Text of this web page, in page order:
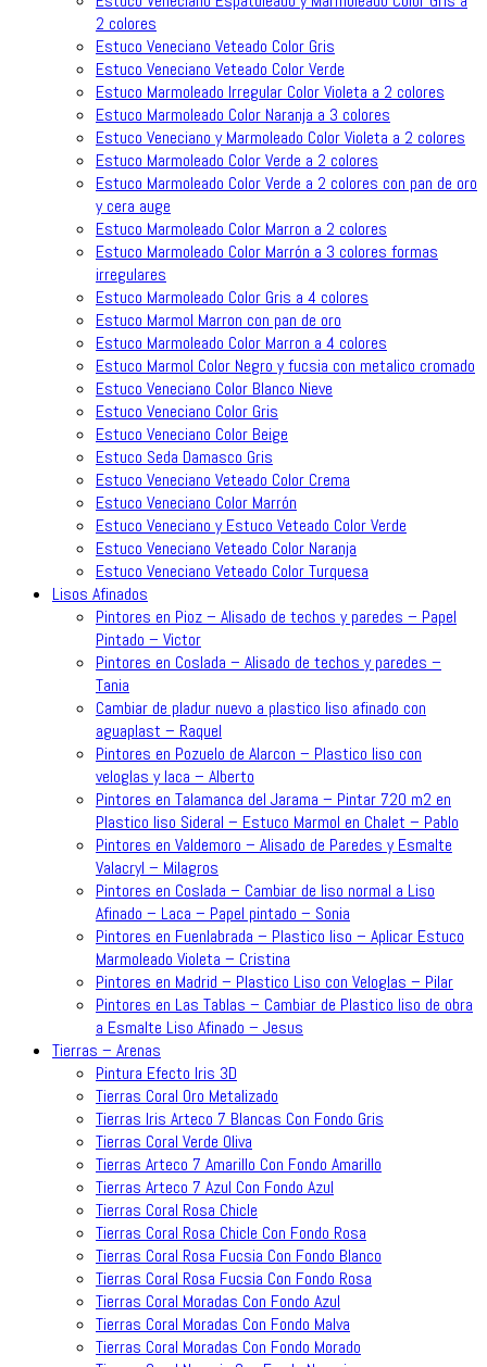
2 colores
Estuco Veneciano Veteado Color Gris
Estuco Veneciano Veteado Color Verde
Estuco Marmoleado Irregular Color Violeta a 2 colores
Estuco Marmoleado Color Naranja a 3 colores
Estuco Veneciano y Marmoleado Color Violeta a 2 colores
Estuco Marmoleado Color Verde a 2 colores
Estuco Marmoleado Color Verde a 2 colores con pan de oro
y cera auge
Estuco Marmoleado Color Marron a 2 colores
Estuco Marmoleado Color Marrón a 3 colores formas
irregulares
Estuco Marmoleado Color Gris a 4 colores
Estuco Marmol Marron con pan de oro
Estuco Marmoleado Color Marron a 4 colores
Estuco Marmol Color Negro y fucsia con metalico cromado
Estuco Veneciano Color Blanco Nieve
Estuco Veneciano Color Gris
Estuco Veneciano Color Beige
Estuco Seda Damasco Gris
Estuco Veneciano Veteado Color Crema
Estuco Veneciano Color Marrón
Estuco Veneciano y Estuco Veteado Color Verde
Estuco Veneciano Veteado Color Naranja
Estuco Veneciano Veteado Color Turquesa
Lisos Afinados
Pintores en Pioz – Alisado de techos y paredes – Papel
Pintado – Victor
Pintores en Coslada – Alisado de techos y paredes –
Tania
Cambiar de pladur nuevo a plastico liso afinado con
aguaplast – Raquel
Pintores en Pozuelo de Alarcon – Plastico liso con
veloglas y laca – Alberto
Pintores en Talamanca del Jarama – Pintar 720 m2 en
Plastico liso Sideral – Estuco Marmol en Chalet – Pablo
Pintores en Valdemoro – Alisado de Paredes y Esmalte
Valacryl – Milagros
Pintores en Coslada – Cambiar de liso normal a Liso
Afinado – Laca – Papel pintado – Sonia
Pintores en Fuenlabrada – Plastico liso – Aplicar Estuco
Marmoleado Violeta – Cristina
Pintores en Madrid – Plastico Liso con Veloglas – Pilar
Pintores en Las Tablas – Cambiar de Plastico liso de obra
a Esmalte Liso Afinado – Jesus
Tierras – Arenas
Pintura Efecto Iris 3D
Tierras Coral Oro Metalizado
Tierras Iris Arteco 7 Blancas Con Fondo Gris
Tierras Coral Verde Oliva
Tierras Arteco 7 Amarillo Con Fondo Amarillo
Tierras Arteco 7 Azul Con Fondo Azul
Tierras Coral Rosa Chicle
Tierras Coral Rosa Chicle Con Fondo Rosa
Tierras Coral Rosa Fucsia Con Fondo Blanco
Tierras Coral Rosa Fucsia Con Fondo Rosa
Tierras Coral Moradas Con Fondo Azul
Tierras Coral Moradas Con Fondo Malva
Tierras Coral Moradas Con Fondo Morado